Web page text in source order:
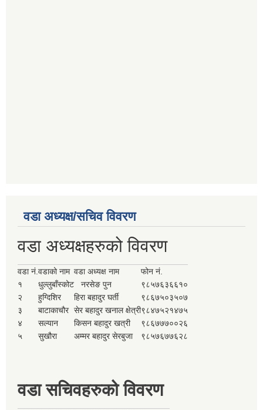
वडा अध्यक्ष/सचिव विवरण
वडा अध्यक्षहरुको विवरण
वडा नं.वडाको नाम वडा अध्यक्ष नाम
फोन नं.
१
धुल्लुबाँस्कोट नरसेङ पुन
९८५७६३६६१०
२
हुग्दिशिर हिरा बहादुर घर्ती
९८६७५०३५०७
३
बाटाकाचौर सेर बहादुर खनाल क्षेत्री९८४७५२१४७५
४
सल्यान किसन बहादुर खत्री
९८६७७७००२६
५
सुखौरा अम्मर बहादुर सेरबुजा ९८५७६७७६२८
वडा सचिवहरुको विवरण